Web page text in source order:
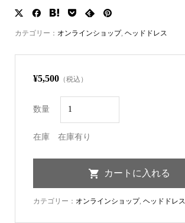
カテゴリー： オンラインショップ, ヘッドドレス
¥5,500（税込）
数量
在庫 在庫有り
カテゴリー： オンラインショップ, ヘッドドレス